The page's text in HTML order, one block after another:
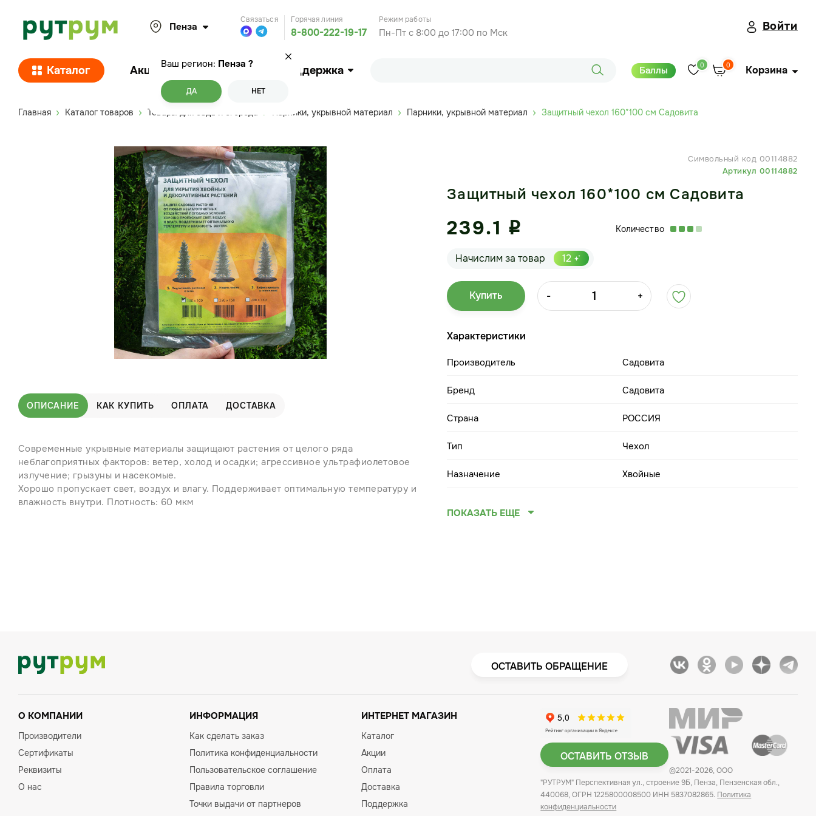
Пенза
Ваш регион: Пенза ?
ДА НЕТ
Связаться Горячая линия
8-800-222-19-17
Режим работы
Пн-Пт с 8:00 до 17:00 по Мск
Войти
Каталог Акции Покупателям Поддержка Баллы 0 0 Корзина
Главная Каталог товаров Товары для сада и огорода Парники, укрывной материал Парники, укрывной материал Защитный чехол 160*100 см Садовита
ОПИСАНИЕ КАК КУПИТЬ ОПЛАТА ДОСТАВКА
Современные укрывные материалы защищают растения от целого ряда
неблагоприятных факторов: ветер, холод и осадки; агрессивное ультрафиолетовое
излучение; грызуны и насекомые.
Хорошо пропускает свет, воздух и влагу. Поддерживает оптимальную температуру и
влажность внутри. Плотность: 60 мкм
Символьный код 00114882
Артикул 00114882
Защитный чехол 160*100 см Садовита
239.1 i Количество
Начислим за товар 12
Купить - +
Характеристики
Производитель Садовита
Бренд Садовита
Страна РОССИЯ
Тип Чехол
Назначение Хвойные
ПОКАЗАТЬ ЕЩЕ
ОСТАВИТЬ ОБРАЩЕНИЕ
О КОМПАНИИ
Производители
Сертификаты
Реквизиты
О нас
ИНФОРМАЦИЯ
Как сделать заказ
Политика конфиденциальности
Пользовательское соглашение
Правила торговли
Точки выдачи от партнеров
ИНТЕРНЕТ МАГАЗИН
Каталог
Акции
Оплата
Доставка
Поддержка
ОСТАВИТЬ ОТЗЫВ
©2021-2026, ООО
"РУТРУМ" Перспективная ул., строение 9Б, Пенза, Пензенская обл.,
440068, ОГРН 1225800008500 ИНН 5837082865. Политика
конфиденциальности